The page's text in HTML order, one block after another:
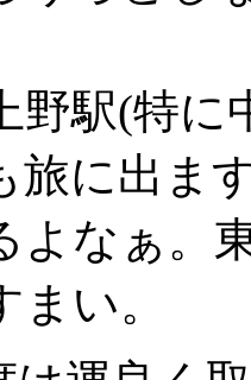
野駅(特に
旅に出ま
よなぁ。
い。